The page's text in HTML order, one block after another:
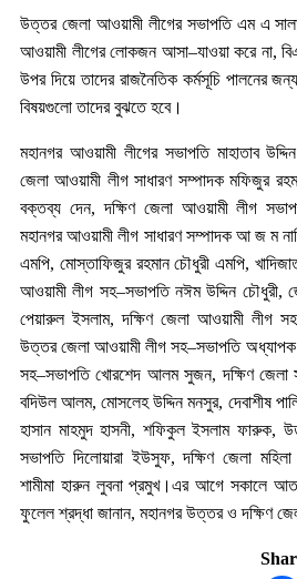
উত্তর জেলা আওয়ামী লীগের সভাপতি এম এ
আওয়ামী লীগের লোকজন আসা–যাওয়া করে না,
উপর দিয়ে তাদের রাজনৈতিক কর্মসূচি পালনের
বিষয়গুলো তাদের বুঝতে হবে।
মহানগর আওয়ামী লীগের সভাপতি মাহাতাব
জেলা আওয়ামী লীগ সাধারণ সম্পাদক মফিজুর
বক্তব্য দেন, দক্ষিণ জেলা আওয়ামী লীগ
মহানগর আওয়ামী লীগ সাধারণ সম্পাদক আ জ ম
এমপি, মোস্তাফিজুর রহমান চৌধুরী এমপি,
আওয়ামী লীগ সহ–সভাপতি নঈম উদ্দিন চৌধুরী,
পেয়ারুল ইসলাম, দক্ষিণ জেলা আওয়ামী লীগ
উত্তর জেলা আওয়ামী লীগ সহ–সভাপতি অধ্যাপক
সহ–সভাপতি খোরশেদ আলম সুজন, দক্ষিণ
বদিউল আলম, মোসলেহ উদ্দিন মনসুর, দেবাশীষ
হাসান মাহমুদ হাসনী, শফিকুল ইসলাম ফারুক,
সভাপতি দিলোয়ারা ইউসুফ, দক্ষিণ জেলা
শামীমা হারুন লুবনা প্রমুখ।এর আগে সকালে
ফুলেল শ্রদ্ধা জানান, মহানগর উত্তর ও দক্ষিণ